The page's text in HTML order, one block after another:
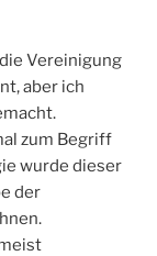
Vereinigung
aber ich
zum Begriff
wurde dieser
der